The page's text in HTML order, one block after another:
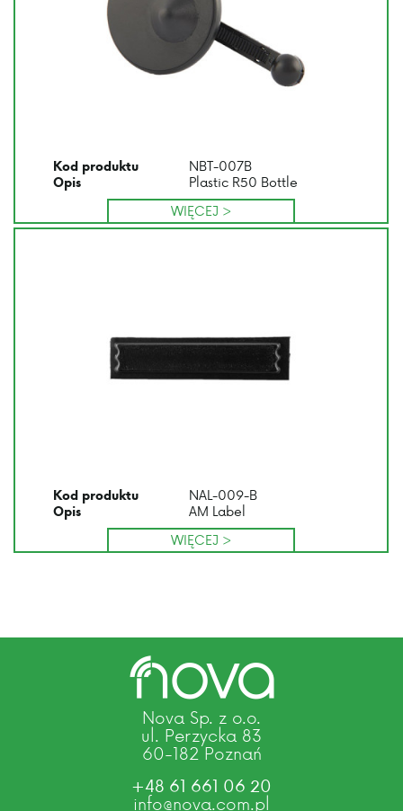
Kod produktu NBT-007B
Opis
Plastic R50 Bottle
WIĘCEJ >
Kod produktu NAL-009-B
Opis
AM Label
WIĘCEJ >
Nova Sp. z o.o.
ul. Perzycka 83
60-182 Poznań
+48 61 661 06 20
info@nova.com.pl